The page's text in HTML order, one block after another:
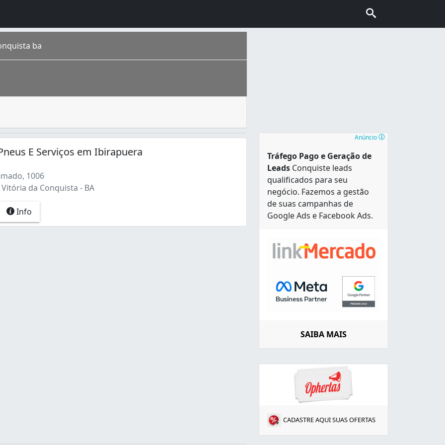
ba
fica localizado no estado da Bahia . Segundo o IBGE (2012) sua população é de 315.884 habitantes, sendo o
E Serviços em Ibirapuera
1006
da Conquista - BA
Info
Anúncio
Tráfego Pago e Geração de
Leads Conquiste leads
qualificados para seu
negócio. Fazemos a gestão
de suas campanhas de
Google Ads e Facebook Ads.
SAIBA MAIS
CADASTRE AQUI SUAS OFERTAS